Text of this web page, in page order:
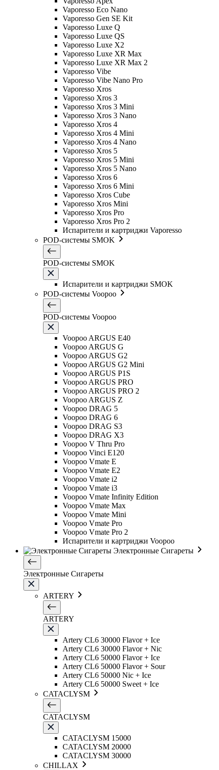
Vaporesso Eco Nano
Vaporesso Gen SE Kit
Vaporesso Luxe Q
Vaporesso Luxe QS
Vaporesso Luxe X2
Vaporesso Luxe XR Max
Vaporesso Luxe XR Max 2
Vaporesso Vibe
Vaporesso Vibe Nano Pro
Vaporesso Xros
Vaporesso Xros 3
Vaporesso Xros 3 Mini
Vaporesso Xros 3 Nano
Vaporesso Xros 4
Vaporesso Xros 4 Mini
Vaporesso Xros 4 Nano
Vaporesso Xros 5
Vaporesso Xros 5 Mini
Vaporesso Xros 5 Nano
Vaporesso Xros 6
Vaporesso Xros 6 Mini
Vaporesso Xros Cube
Vaporesso Xros Mini
Vaporesso Xros Pro
Vaporesso Xros Pro 2
Испарители и картриджи Vaporesso
POD-системы SMOK
POD-системы SMOK
Испарители и картриджи SMOK
POD-системы Voopoo
POD-системы Voopoo
Voopoo ARGUS E40
Voopoo ARGUS G
Voopoo ARGUS G2
Voopoo ARGUS G2 Mini
Voopoo ARGUS P1S
Voopoo ARGUS PRO
Voopoo ARGUS PRO 2
Voopoo ARGUS Z
Voopoo DRAG 5
Voopoo DRAG 6
Voopoo DRAG S3
Voopoo DRAG X3
Voopoo V Thru Pro
Voopoo Vinci E120
Voopoo Vmate E
Voopoo Vmate E2
Voopoo Vmate i2
Voopoo Vmate i3
Voopoo Vmate Infinity Edition
Voopoo Vmate Max
Voopoo Vmate Mini
Voopoo Vmate Pro
Voopoo Vmate Pro 2
Испарители и картриджи Voopoo
Электронные Сигареты
Электронные Сигареты
ARTERY
ARTERY
Artery CL6 30000 Flavor + Ice
Artery CL6 30000 Flavor + Nic
Artery CL6 50000 Flavor + Ice
Artery CL6 50000 Flavor + Sour
Artery CL6 50000 Nic + Ice
Artery CL6 50000 Sweet + Ice
CATACLYSM
CATACLYSM
CATACLYSM 15000
CATACLYSM 20000
CATACLYSM 30000
CHILLAX